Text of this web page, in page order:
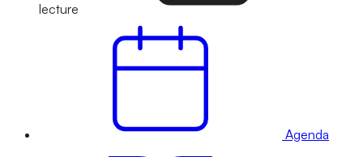
lecture
Agenda